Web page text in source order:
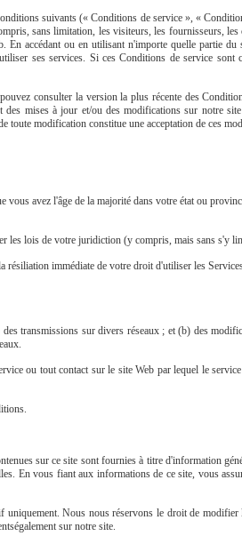
suivants (« Conditions de service », «
sans limitation, les visiteurs, les fournisseurs,
accédant ou en utilisant n'importe quelle partie
ses services. Si ces Conditions de service sont
consulter la version la plus récente des
mises à jour et/ou des modifications sur notre
toute modification constitue une acceptation de ces
avez l'âge de la majorité dans votre état ou
les lois de votre juridiction (y compris, mais sans s'y
résiliation immédiate de votre droit d'utiliser les
transmissions sur divers réseaux ; et (b) des
ou tout contact sur le site Web par lequel le
sur ce site sont fournies à titre d'information
En vous fiant aux informations de ce site, vous
Nous nous réservons le droit de
sur notre site.